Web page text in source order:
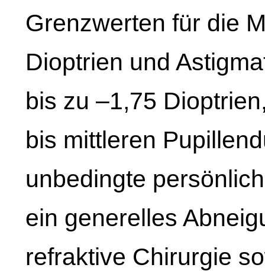
Grenzwerten für die
Dioptrien und
bis zu –1,75
bis mittleren
unbedingte
ein generelles
refraktive Chirurgie